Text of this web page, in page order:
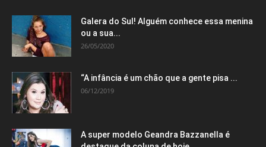
Galera do Sul! Alguém conhece essa menina
ou a sua...
26/05/2020
“A infância é um chão que a gente pisa ...
06/12/2019
A super modelo Geandra Bazzanella é